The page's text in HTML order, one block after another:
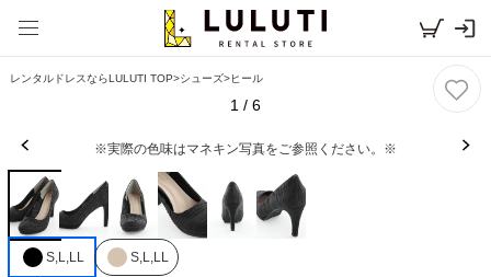
レンタルドレスならLULUTI TOP>シューズ>ヒール
1 / 6
※実際の色味はマネキン写真をご参照ください。※
S,L,LL
S,L,LL